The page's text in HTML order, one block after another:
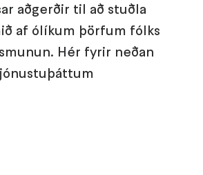
aðgerðir til að stuðla
af ólíkum þörfum fólks
Hér fyrir neðan